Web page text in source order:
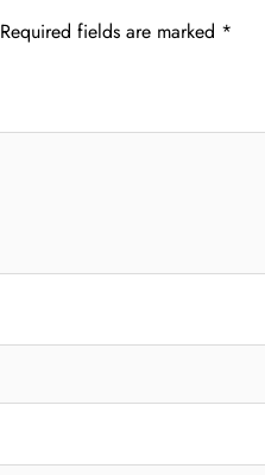
Required fields are marked *